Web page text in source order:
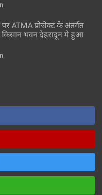
ATMA प्रोजेक्ट के अंतर्गत
किसान भवन देहरादून मे हुआ